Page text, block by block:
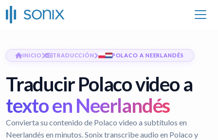
INICIO TRADUCCIÓN POLACO A NEERLANDÉS
Traducir Polaco video a
texto en Neerlandés
Convierta su contenido de Polaco video a subtítulos en
Neerlandés en minutos. Sonix transcribe audio en Polaco y